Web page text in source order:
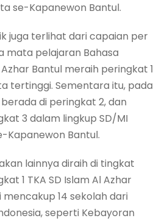
se-Kapanewon Bantul.
juga terlihat dari capaian per
mata pelajaran Bahasa
Azhar Bantul meraih peringkat 1
tertinggi. Sementara itu, pada
di peringkat 2, dan
3 dalam lingkup SD/MI
Kapanewon Bantul.
lainnya diraih di tingkat
1 TKA SD Islam Al Azhar
mencakup 14 sekolah dari
seperti Kebayoran